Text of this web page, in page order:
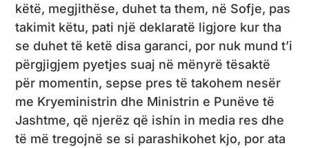
këtë, megjithëse, duhet ta them, në Sofje, pas
takimit këtu, pati një deklaratë ligjore kur tha
se duhet të ketë disa garanci, por nuk mund t’i
përgjigjem pyetjes suaj në mënyrë tësaktë
për momentin, sepse pres të takohem nesër
me Kryeministrin dhe Ministrin e Punëve të
Jashtme, që njerëz që ishin in media res dhe
të më tregojnë se si parashikohet kjo, por ata